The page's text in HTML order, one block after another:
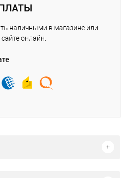
наличными в магазине или
онлайн.